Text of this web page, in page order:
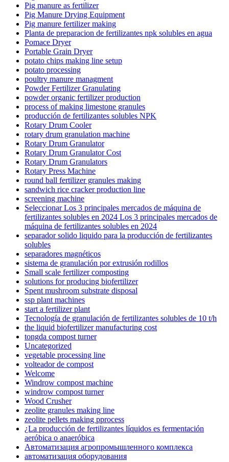
Pig manure as fertilizer
Pig Manure Drying Equipment
Pig manure fertilizer making
Planta de preparacion de fertilizantes npk solubles en agua
Pomace Dryer
Portable Grain Dryer
potato chips making line setup
potato processing
poultry manure managment
Powder Fertilizer Granulating
powder organic fertilizer production
process of making limestone granules
producción de fertilizantes solubles NPK
Rotary Drum Cooler
rotary drum granulation machine
Rotary Drum Granulator
Rotary Drum Granulator Cost
Rotary Drum Granulators
Rotary Press Machine
round ball fertilizer granules making
sandwich rice cracker production line
screening machine
Seleccionar Los 3 principales mercados de máquina de
fertilizantes solubles en 2024 Los 3 principales mercados de
máquina de fertilizantes solubles en 2024
separador solido liquido para la producción de fertilizantes
solubles
separadores magnéticos
sistema de granulación por extrusión rodillos
Small scale fertilizer composting
solutions for producing biofertilizer
Spent mushroom substrate disposal
ssp plant machines
start a fertilizer plant
Tecnología de granulación de fertilizantes solubles de 10 t/h
the liquid biofertilizer manufacturing cost
tongda compost turner
Uncategorized
vegetable processing line
volteador de compost
Welcome
Windrow compost machine
windrow compost turner
Wood Crusher
zeolite granules making line
zeolite pellets making pprocess
¿La producción de fertilizantes líquidos es fermentación
aeróbica o anaeróbica
Автоматизация агропромышленного комплекса
автоматизация оборудования